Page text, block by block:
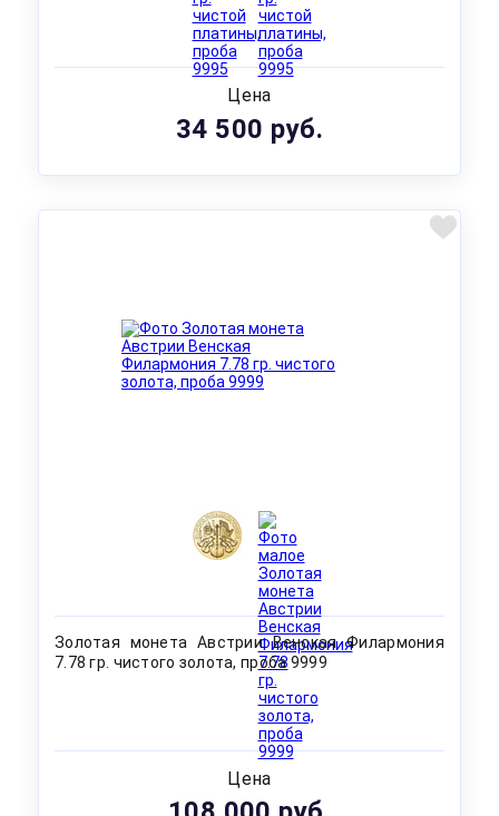
Цена
34 500 руб.
Золотая монета Австрии Венская Филармония
7.78 гр. чистого золота, проба 9999
Цена